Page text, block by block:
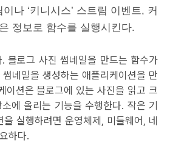
이나 ‘키니시스’ 스트림 이벤트, 커
정보로 함수를 실행시킨다.
블로그 사진 썸네일을 만드는 함수가
네일을 생성하는 애플리케이션을 만
이션은 블로그에 있는 사진을 읽고 크
에 올리는 기능을 수행한다. 작은 기
실행하려면 운영체제, 미들웨어, 네
하다.